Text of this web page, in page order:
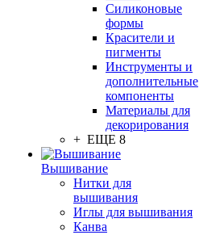
Силиконовые
формы
Красители и
пигменты
Инструменты и
дополнительные
компоненты
Материалы для
декорирования
+ ЕЩЕ 8
Вышивание
Нитки для
вышивания
Иглы для вышивания
Канва